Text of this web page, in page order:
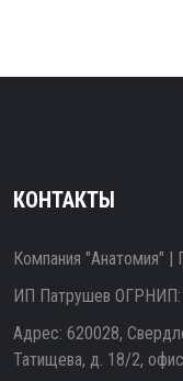
КОНТАКТЫ
Компания "Анатомия" |
ИП Патрушев ОГРНИП:
Адрес: 620028,
Татищева, д. 18/2,